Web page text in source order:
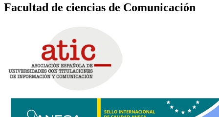
Facultad de ciencias de Comunicación